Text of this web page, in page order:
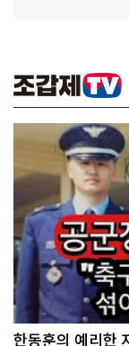
한동훈의 예리한